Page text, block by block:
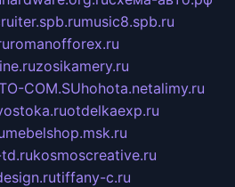
music8.spb.ru
romanofforex.ru
zosikamery.ru
COM.SUhohota.netalimy.ru
otdelkaexp.ru
mebelshop.msk.ru
kosmoscreative.ru
tiffany-c.ru